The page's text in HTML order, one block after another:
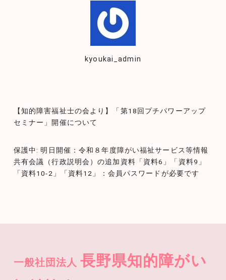
kyoukai_admin
投
稿
ビ
ゲ
ョ
【知的障害福祉士の会より】「第18回プチパワーアップ
セミナー」開催について
保護中: 明日開催：令和８年度障がい福祉サービス等情報
共有会議（行政説明会）の追加資料「資料6」「資料9」
「資料10-2」「資料12」：会員パスワードが必要です
一般社団法人 長野県知的障がい